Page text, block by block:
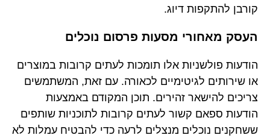
קורבן להתקפות דיוג.
העסק מאחורי מסעות פרסום נוכלים
הודעות פולשניות אלו תומכות לעתים קרובות במוצרים
או שירותים לגיטימיים לכאורה. עם זאת, המשתמשים
צריכים להישאר זהירים. תוכן המקודם באמצעות
הודעות ספאם קשור לעתים קרובות לתוכניות שותפים
ששחקנים נוכלים מנצלים לרעה כדי להבטיח עמלות לא